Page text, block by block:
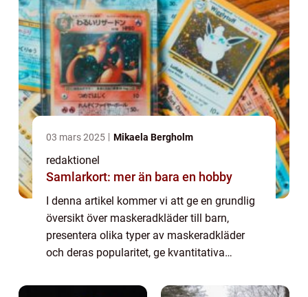
03 mars 2025 Mikaela Bergholm
redaktionel
Samlarkort: mer än bara en hobby
I denna artikel kommer vi att ge en grundlig
översikt över maskeradkläder till barn,
presentera olika typer av maskeradkläder
och deras popularitet, ge kvantitativa
mellan olika maskeradkläder. Dessutom